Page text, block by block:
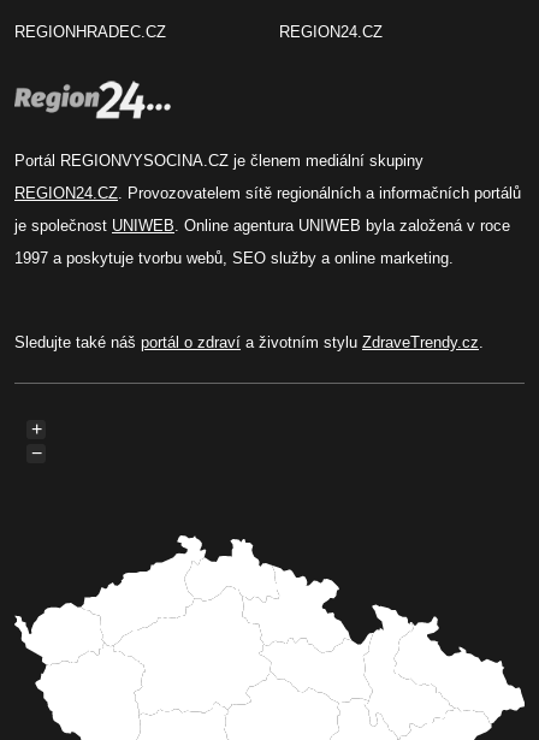
REGIONHRADEC.CZ REGION24.CZ
Portál REGIONVYSOCINA.CZ je členem mediální skupiny
REGION24.CZ . Provozovatelem sítě regionálních a informačních portálů
je společnost UNIWEB . Online agentura UNIWEB byla založená v roce
1997 a poskytuje tvorbu webů, SEO služby a online marketing.
Sledujte také náš portál o zdraví a životním stylu ZdraveTrendy.cz
+
−